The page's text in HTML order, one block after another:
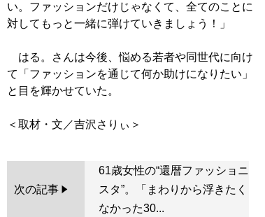
い。ファッションだけじゃなくて、全てのことに
対してもっと一緒に弾けていきましょう！」
はる。さんは今後、悩める若者や同世代に向け
て「ファッションを通じて何か助けになりたい」
と目を輝かせていた。
次の記事
61歳女性の“還暦ファッショニ
スタ”。「まわりから浮きたく
なかった30...